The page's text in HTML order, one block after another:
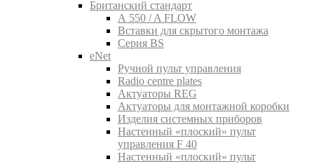
Британский стандарт
A 550 / A FLOW
Вставки для скрытого монтажа
Серия BS
eNet
Pучной пульт управления
Radio centre plates
Актуаторы REG
Актуаторы для монтажной коробки
Изделия системных приборов
Настенный «плоский» пульт
управления F 40
Настенный «плоский» пульт